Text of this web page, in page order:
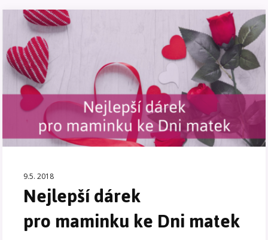
9.5. 2018
Nejlepší dárek
pro maminku ke Dni matek